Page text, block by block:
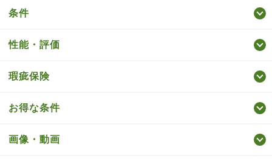
条件
性能・評価
瑕疵保険
お得な条件
画像・動画